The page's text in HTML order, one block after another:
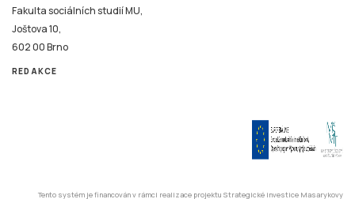
Fakulta sociálních studií MU,
Joštova 10,
602 00 Brno
REDAKCE
Tento systém je financován v rámci realizace projektu Strategické investice Masarykovy